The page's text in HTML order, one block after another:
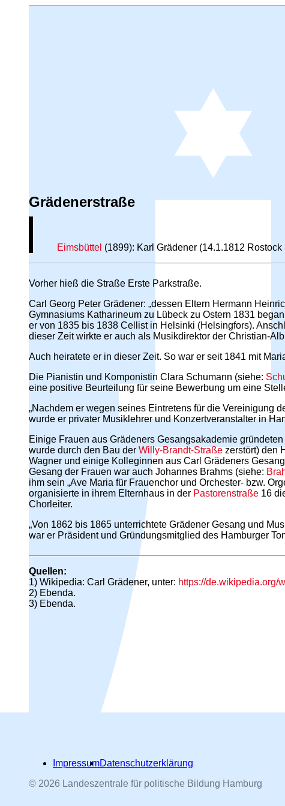
Hamburger Straßennamen -
Grädenerstraße
Eimsbüttel (1899): Karl Grädener (14.1.1812
Vorher hieß die Straße Erste Parkstraße.
Carl Georg Peter Grädener: „dessen Eltern Hermann
Gymnasiums Katharineum zu Lübeck zu Ostern 1831
er von 1835 bis 1838 Cellist in Helsinki (Helsingfors).
dieser Zeit wirkte er auch als Musikdirektor der Christian-
Auch heiratete er in dieser Zeit. So war er seit 1841 mit
Die Pianistin und Komponistin Clara Schumann (siehe:
eine positive Beurteilung für seine Bewerbung um eine
„Nachdem er wegen seines Eintretens für die Vereinigung
wurde er privater Musiklehrer und Konzertveranstalter in
Einige Frauen aus Grädeners Gesangsakademie
wurde durch den Bau der Willy-Brandt-Straßezerstört) den
Wagner und einige Kolleginnen aus Carl Grädeners
Gesang der Frauen war auch Johannes Brahms (siehe:
ihm sein „Ave Maria für Frauenchor und Orchester- bzw.
organisierte in ihrem Elternhaus in der Pastorenstraße 16
Chorleiter.
„Von 1862 bis 1865 unterrichtete Grädener Gesang und
war er Präsident und Gründungsmitglied des Hamburger
Quellen:
1) Wikipedia: Carl Grädener, unter: https://de.wikipedia.org/
2) Ebenda.
3) Ebenda.
ImpressumDatenschutzerklärung
© 2026 Landeszentrale für politische Bildung Hamburg